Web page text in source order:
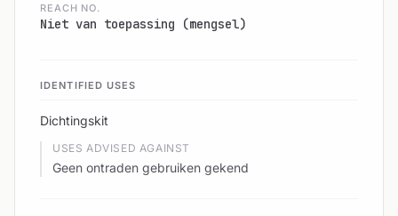
REACH NO.
Niet van toepassing (mengsel)
IDENTIFIED USES
Dichtingskit
USES ADVISED AGAINST
Geen ontraden gebruiken gekend